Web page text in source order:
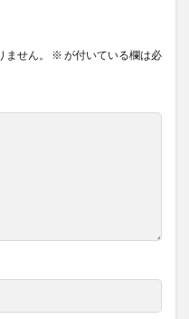
せん。 ※ が付いている欄は必